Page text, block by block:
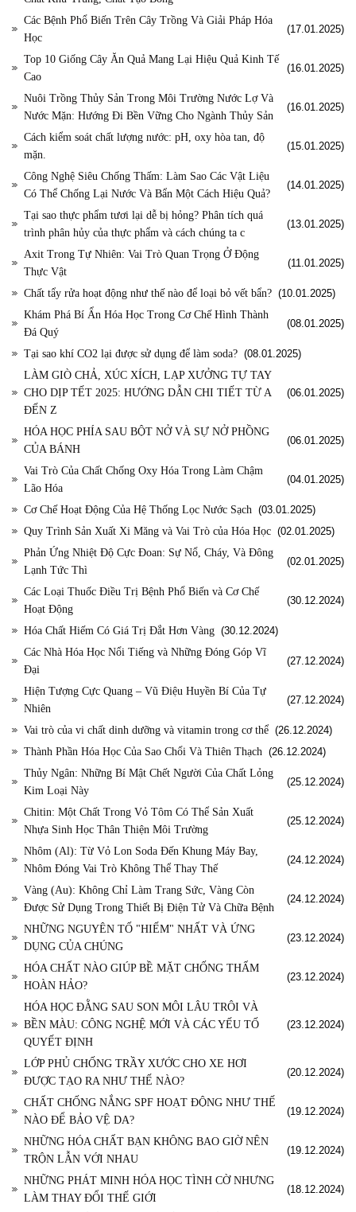
Các Bệnh Phổ Biến Trên Cây Trồng Và Giải Pháp Hóa
Học
(17.01.2025)
Top 10 Giống Cây Ăn Quả Mang Lại Hiệu Quả Kinh Tế
Cao
(16.01.2025)
Nuôi Trồng Thủy Sản Trong Môi Trường Nước Lợ Và
Nước Mặn: Hướng Đi Bền Vững Cho Ngành Thủy Sản
(16.01.2025)
Cách kiểm soát chất lượng nước: pH, oxy hòa tan, độ
mặn.
(15.01.2025)
Công Nghệ Siêu Chống Thấm: Làm Sao Các Vật Liệu
Có Thể Chống Lại Nước Và Bẩn Một Cách Hiệu Quả?
(14.01.2025)
Tại sao thực phẩm tươi lại dễ bị hỏng? Phân tích quá
trình phân hủy của thực phẩm và cách chúng ta c
(13.01.2025)
Axit Trong Tự Nhiên: Vai Trò Quan Trọng Ở Động
Thực Vật
(11.01.2025)
Chất tẩy rửa hoạt động như thế nào để loại bỏ vết bẩn? (10.01.2025)
Khám Phá Bí Ẩn Hóa Học Trong Cơ Chế Hình Thành
Đá Quý
(08.01.2025)
Tại sao khí CO2 lại được sử dụng để làm soda? (08.01.2025)
LÀM GIÒ CHẢ, XÚC XÍCH, LẠP XƯỞNG TỰ TAY
CHO DỊP TẾT 2025: HƯỚNG DẪN CHI TIẾT TỪ A
ĐẾN Z
(06.01.2025)
HÓA HỌC PHÍA SAU BỘT NỞ VÀ SỰ NỞ PHỒNG
CỦA BÁNH
(06.01.2025)
Vai Trò Của Chất Chống Oxy Hóa Trong Làm Chậm
Lão Hóa
(04.01.2025)
Cơ Chế Hoạt Động Của Hệ Thống Lọc Nước Sạch (03.01.2025)
Quy Trình Sản Xuất Xi Măng và Vai Trò của Hóa Học (02.01.2025)
Phản Ứng Nhiệt Độ Cực Đoan: Sự Nổ, Cháy, Và Đông
Lạnh Tức Thì
(02.01.2025)
Các Loại Thuốc Điều Trị Bệnh Phổ Biến và Cơ Chế
Hoạt Động
(30.12.2024)
Hóa Chất Hiếm Có Giá Trị Đắt Hơn Vàng (30.12.2024)
Các Nhà Hóa Học Nổi Tiếng và Những Đóng Góp Vĩ
Đại
(27.12.2024)
Hiện Tượng Cực Quang – Vũ Điệu Huyền Bí Của Tự
Nhiên
(27.12.2024)
Vai trò của vi chất dinh dưỡng và vitamin trong cơ thể (26.12.2024)
Thành Phần Hóa Học Của Sao Chổi Và Thiên Thạch (26.12.2024)
Thủy Ngân: Những Bí Mật Chết Người Của Chất Lỏng
Kim Loại Này
(25.12.2024)
Chitin: Một Chất Trong Vỏ Tôm Có Thể Sản Xuất
Nhựa Sinh Học Thân Thiện Môi Trường
(25.12.2024)
Nhôm (Al): Từ Vỏ Lon Soda Đến Khung Máy Bay,
Nhôm Đóng Vai Trò Không Thể Thay Thế
(24.12.2024)
Vàng (Au): Không Chỉ Làm Trang Sức, Vàng Còn
Được Sử Dụng Trong Thiết Bị Điện Tử Và Chữa Bệnh
(24.12.2024)
NHỮNG NGUYÊN TỐ "HIẾM" NHẤT VÀ ỨNG
DỤNG CỦA CHÚNG
(23.12.2024)
HÓA CHẤT NÀO GIÚP BỀ MẶT CHỐNG THẤM
HOÀN HẢO?
(23.12.2024)
HÓA HỌC ĐẰNG SAU SON MÔI LÂU TRÔI VÀ
BỀN MÀU: CÔNG NGHỆ MỚI VÀ CÁC YẾU TỐ
QUYẾT ĐỊNH
(23.12.2024)
LỚP PHỦ CHỐNG TRẦY XƯỚC CHO XE HƠI
ĐƯỢC TẠO RA NHƯ THẾ NÀO?
(20.12.2024)
CHẤT CHỐNG NẮNG SPF HOẠT ĐỘNG NHƯ THẾ
NÀO ĐỂ BẢO VỆ DA?
(19.12.2024)
NHỮNG HÓA CHẤT BẠN KHÔNG BAO GIỜ NÊN
TRỘN LẪN VỚI NHAU
(19.12.2024)
NHỮNG PHÁT MINH HÓA HỌC TÌNH CỜ NHƯNG
LÀM THAY ĐỔI THẾ GIỚI
(18.12.2024)